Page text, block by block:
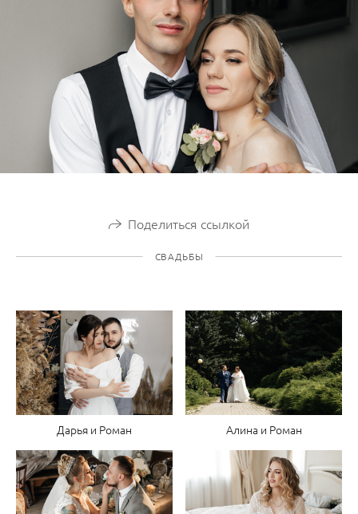
Поделиться ссылкой
СВАДЬБЫ
Дарья и Роман Алина и Роман